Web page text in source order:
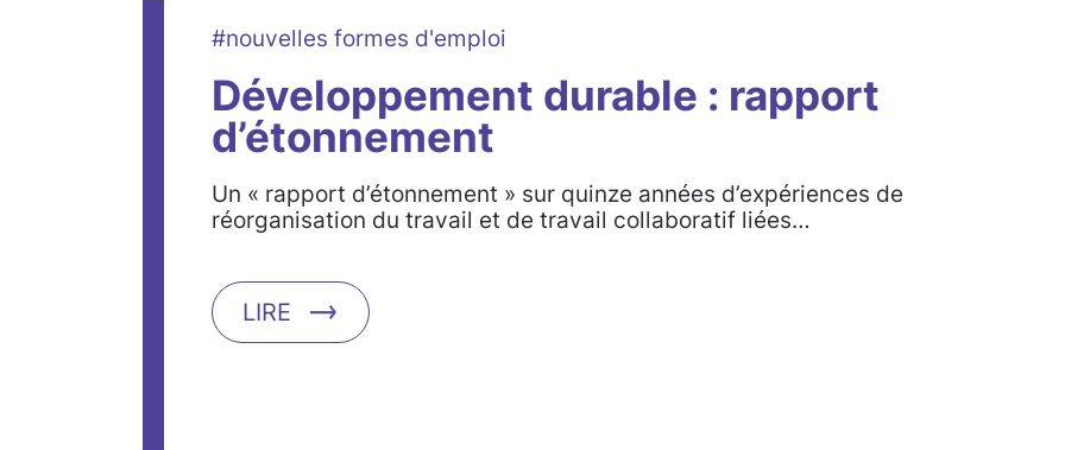
#nouvelles formes d'emploi
Développement durable : rapport
d’étonnement
Un « rapport d’étonnement » sur quinze années d’expériences de
réorganisation du travail et de travail collaboratif liées…
LIRE